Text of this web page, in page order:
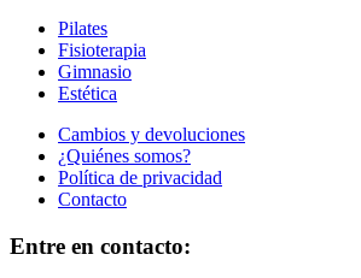
Pilates
Fisioterapia
Gimnasio
Estética
Cambios y devoluciones
¿Quiénes somos?
Política de privacidad
Contacto
Entre en contacto: